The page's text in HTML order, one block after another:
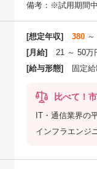
備考：※試用期間
[想定年収] 380 ～
[月給]
21 ～ 50万
[給与形態]
固定
比べて！
IT・通信業界の
インフラエンジ